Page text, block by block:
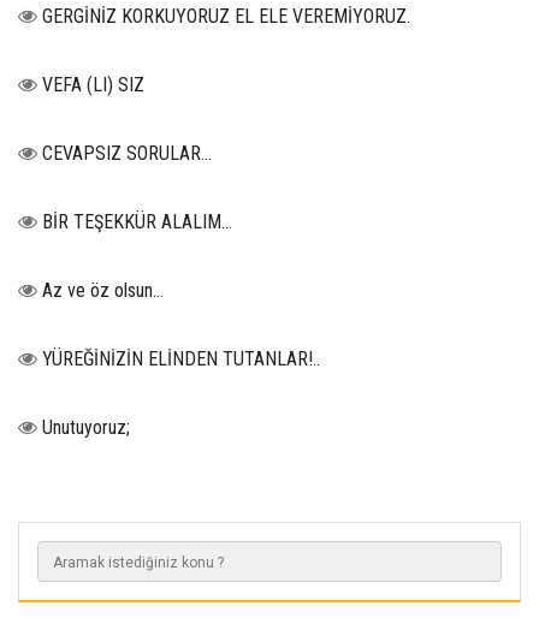
GERGİNİZ KORKUYORUZ EL ELE VEREMİYORUZ.
VEFA (LI) SIZ
CEVAPSIZ SORULAR…
BİR TEŞEKKÜR ALALIM...
Az ve öz olsun…
YÜREĞİNİZİN ELİNDEN TUTANLAR!..
Unutuyoruz;